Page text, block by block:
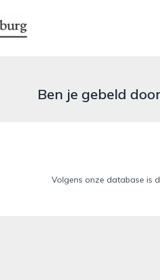
Ben je gebeld
Volgens onze database is